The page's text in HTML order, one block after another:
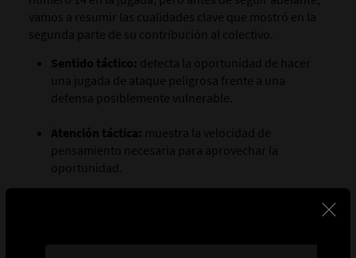
vamos a resumir las cualidades clave que mostró en la
segunda parte de su contribución al colectivo.
Sentido táctico: detecta la oportunidad de hacer
una jugada de ataque peligrosa frente a una
defensa posiblemente vulnerable.
Atención táctica: muestra la velocidad de
pensamiento necesaria para aprovechar la
oportunidad.